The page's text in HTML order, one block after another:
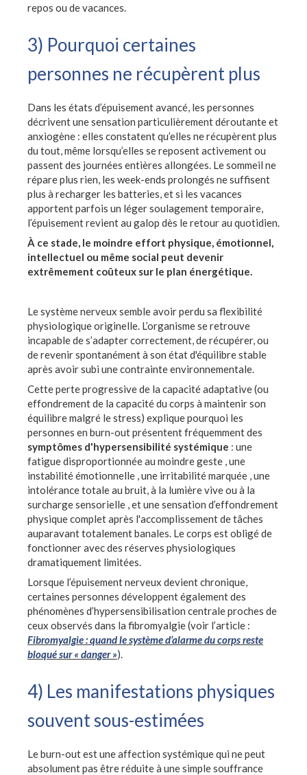
repos ou de vacances.
3) Pourquoi certaines
personnes ne récupèrent plus
Dans les états d’épuisement avancé, les personnes
décrivent une sensation particulièrement déroutante et
anxiogène : elles constatent qu’elles ne récupèrent plus
du tout, même lorsqu’elles se reposent activement ou
passent des journées entières allongées. Le sommeil ne
répare plus rien, les week-ends prolongés ne suffisent
plus à recharger les batteries, et si les vacances
apportent parfois un léger soulagement temporaire,
l’épuisement revient au galop dès le retour au quotidien.
À ce stade, le moindre effort physique, émotionnel,
intellectuel ou même social peut devenir
extrêmement coûteux sur le plan énergétique.
Le système nerveux semble avoir perdu sa flexibilité
physiologique originelle. L’organisme se retrouve
incapable de s’adapter correctement, de récupérer, ou
de revenir spontanément à son état d'équilibre stable
après avoir subi une contrainte environnementale.
Cette perte progressive de la capacité adaptative (ou
effondrement de la capacité du corps à maintenir son
équilibre malgré le stress) explique pourquoi les
personnes en burn-out présentent fréquemment des
symptômes d'hypersensibilité systémique : une
fatigue disproportionnée au moindre geste , une
instabilité émotionnelle , une irritabilité marquée , une
intolérance totale au bruit, à la lumière vive ou à la
surcharge sensorielle , et une sensation d’effondrement
physique complet après l'accomplissement de tâches
auparavant totalement banales. Le corps est obligé de
fonctionner avec des réserves physiologiques
dramatiquement limitées.
Lorsque l’épuisement nerveux devient chronique,
certaines personnes développent également des
phénomènes d’hypersensibilisation centrale proches de
ceux observés dans la fibromyalgie (voir l’article :
Fibromyalgie : quand le système d’alarme du corps reste
bloqué sur « danger »).
4) Les manifestations physiques
souvent sous-estimées
Le burn-out est une affection systémique qui ne peut
absolument pas être réduite à une simple souffrance